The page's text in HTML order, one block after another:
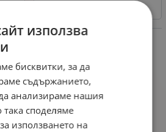
2
мънисто 12 броя
използва
бисквитки, за да
съдържанието,
анализираме нашия
споделяме
използването на